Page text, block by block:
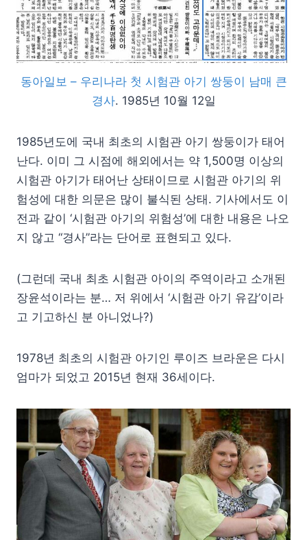
동아일보 – 우리나라 첫 시험관 아기 쌍둥이 남매 큰
경사. 1985년 10월 12일
1985년도에 국내 최초의 시험관 아기 쌍둥이가 태어
난다. 이미 그 시점에 해외에서는 약 1,500명 이상의
시험관 아기가 태어난 상태이므로 시험관 아기의 위
험성에 대한 의문은 많이 불식된 상태. 기사에서도 이
전과 같이 ‘시험관 아기의 위험성’에 대한 내용은 나오
지 않고 “경사”라는 단어로 표현되고 있다.
(그런데 국내 최초 시험관 아이의 주역이라고 소개된
장윤석이라는 분… 저 위에서 ‘시험관 아기 유감’이라
고 기고하신 분 아니었나?)
1978년 최초의 시험관 아기인 루이즈 브라운은 다시
엄마가 되었고 2015년 현재 36세이다.